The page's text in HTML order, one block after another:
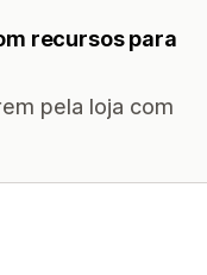
recursos para
pela loja com